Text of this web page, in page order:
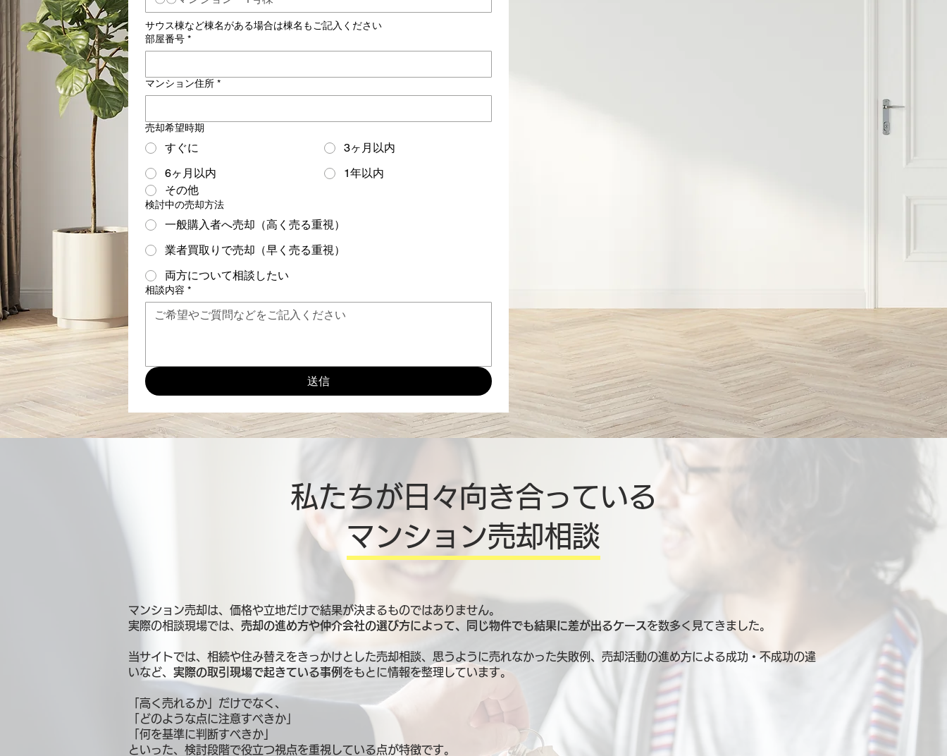
サウス棟など棟名がある場合は棟名もご記入ください
部屋番号 *
マンション住所 *
売却希望時期
すぐに
3ヶ月以内
6ヶ月以内
1年以内
その他
検討中の売却方法
一般購入者へ売却（高く売る重視）
業者買取りで売却（早く売る重視）
両方について相談したい
相談内容 *
送信
私たちが日々向き合っている
マンション売却相談
マンション売却は、価格や立地だけで結果が決まるものではありません。
実際の相談現場では、 売却の進め方や仲介会社の選び方によって、同じ物件でも結果に差が出るケースを数多く見てきました。
当サイトでは、相続や住み替えをきっかけとした売却相談、思うように売れなかった失敗例、売却活動の進め方による成功・不成功の違
いなど、 実際の取引現場で起きている事例 をもとに情報を整理しています。
「高く売れるか」だけでなく、
「どのような点に注意すべきか」
「何を基準に判断すべきか」
といった、検討段階で役立つ視点を重視している点が特徴です。